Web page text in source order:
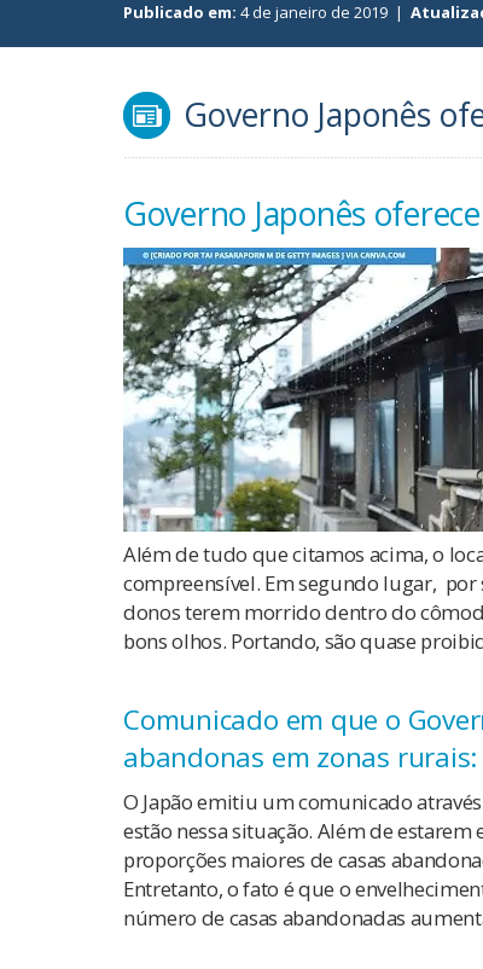
Publicado em: 4 de janeiro de 2019 |
Governo Japonês
Governo Japonês
Além de tudo que citamos acima, o
compreensível. Em segundo lugar,
donos terem morrido dentro do
bons olhos. Portando, são quase
Comunicado em que o
abandonas em zonas rurais:
O Japão emitiu um comunicado
estão nessa situação. Além de
proporções maiores de casas
Entretanto, o fato é que o
número de casas abandonadas